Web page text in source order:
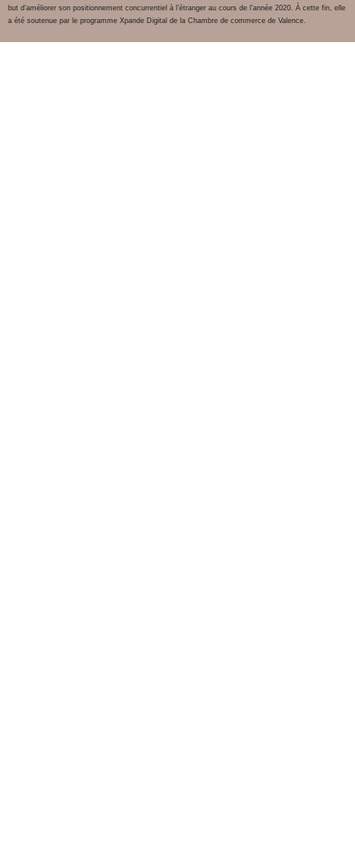
but d’améliorer son positionnement concurrentiel à l’étranger au cours de l’année 2020. À cette fin, elle
a été soutenue par le programme Xpande Digital de la Chambre de commerce de Valence.